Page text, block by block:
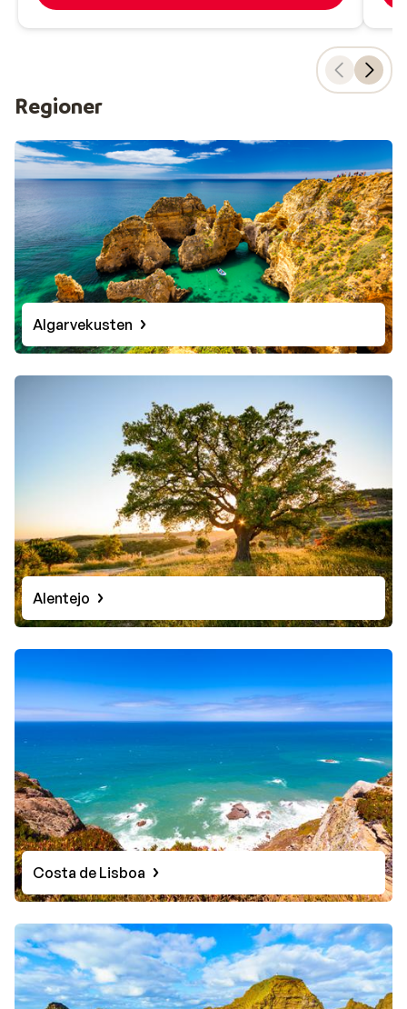
Regioner
Algarvekusten
Alentejo
Costa de Lisboa